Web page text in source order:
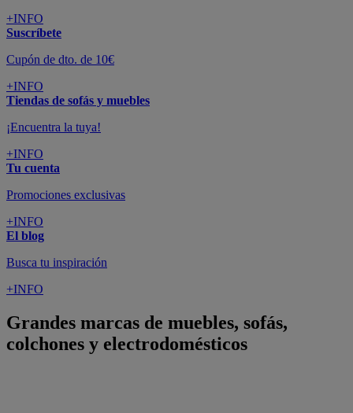
+INFO
Suscríbete
Cupón de dto. de 10€
+INFO
Tiendas de sofás y muebles
¡Encuentra la tuya!
+INFO
Tu cuenta
Promociones exclusivas
+INFO
El blog
Busca tu inspiración
+INFO
Grandes marcas de muebles, sofás,
colchones y electrodomésticos